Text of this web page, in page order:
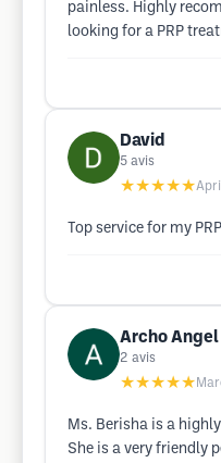
painless. Highly
looking for a PRP
David
5 avis
★★★★★
Top service for my
Archo Angel
2 avis
★★★★★
Ms. Berisha is a
She is a very friendly